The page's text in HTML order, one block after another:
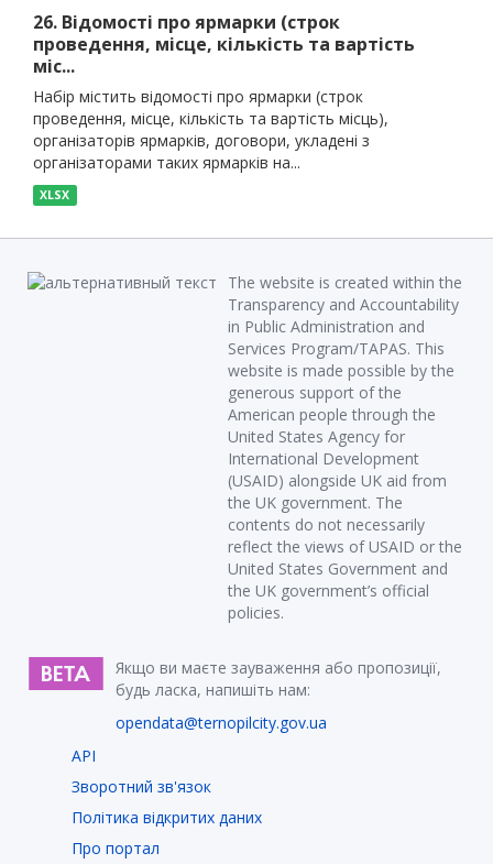
26. Відомості про ярмарки (строк
проведення, місце, кількість та вартість
міс...
Набір містить відомості про ярмарки (строк
проведення, місце, кількість та вартість місць),
організаторів ярмарків, договори, укладені з
організаторами таких ярмарків на...
XLSX
The website is created within the
Transparency and Accountability
in Public Administration and
Services Program/TAPAS. This
website is made possible by the
generous support of the
American people through the
United States Agency for
International Development
(USAID) alongside UK aid from
the UK government. The
contents do not necessarily
reflect the views of USAID or the
United States Government and
the UK government’s official
policies.
Якщо ви маєте зауваження або пропозиції,
будь ласка, напишіть нам:
opendata@ternopilcity.gov.ua
API
Зворотний зв'язок
Політика відкритих даних
Про портал